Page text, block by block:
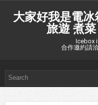
大家好我是電
旅遊 煮
Icebox
合作邀約請